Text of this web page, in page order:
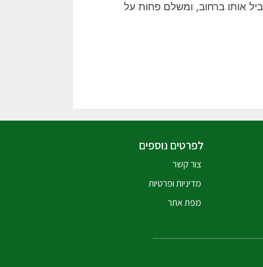
אותו ברחוב, ומשלם פחות על
לפרטים נוספים
צור קשר
מדיניות ופרטיות
מפת אתר